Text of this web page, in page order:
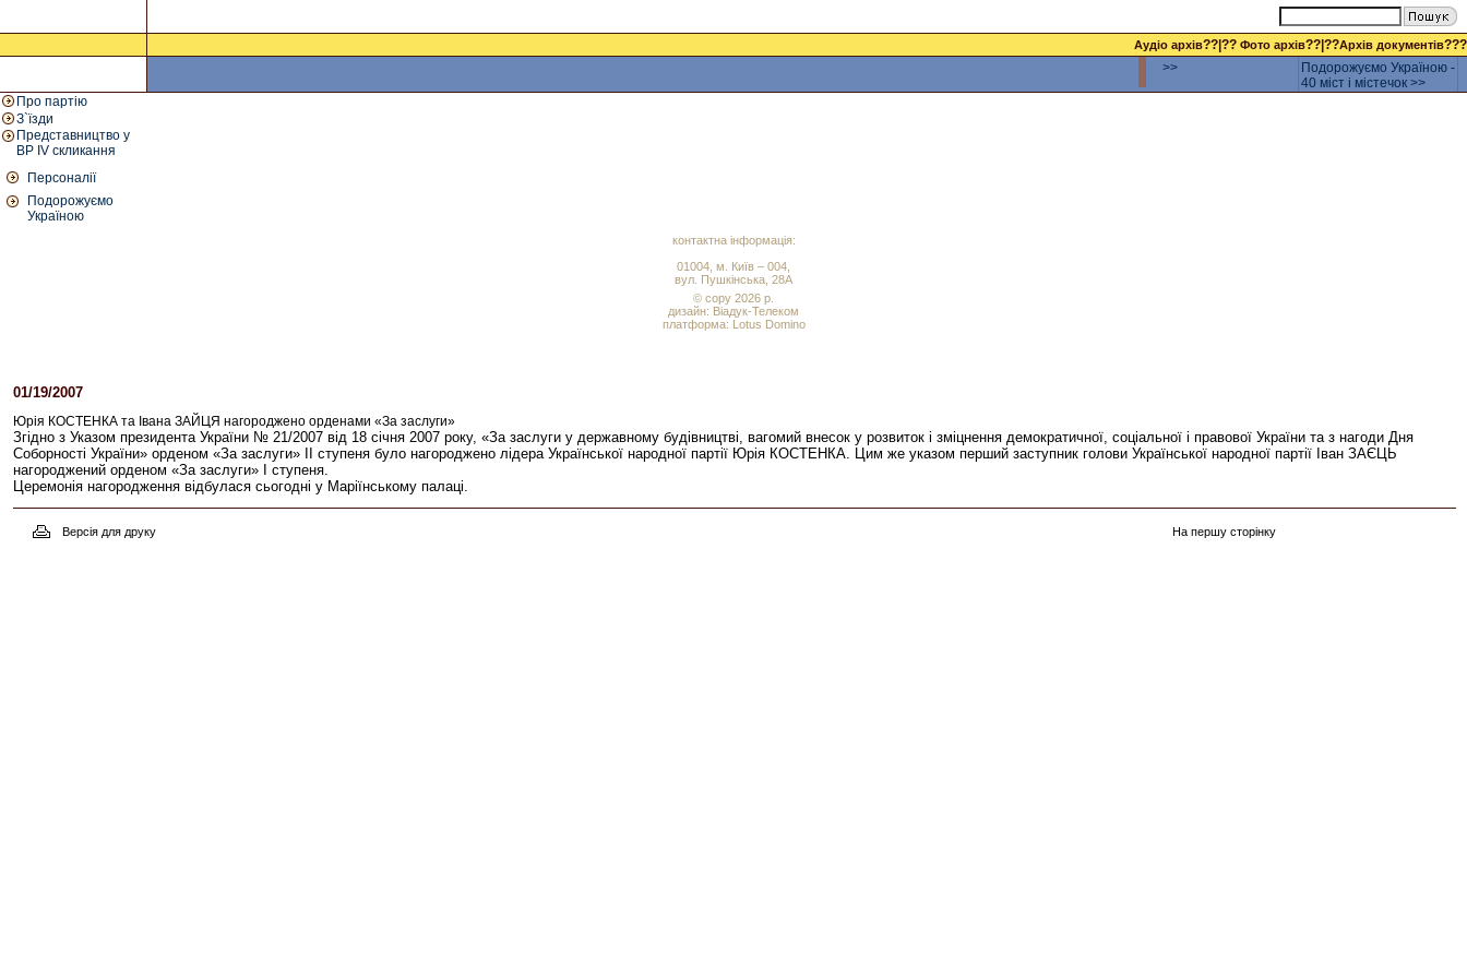
Аудіо архів??|?? Фото архів??|??Архів документів???
>>
Подорожуємо Україною -
40 міст і містечок >>
Про партію
З`їзди
Представництво у
ВР IV скликання
Персоналії
Подорожуємо
Україною
контактна інформація:
01004, м. Київ – 004,
вул. Пушкінська, 28А
© copy 2026 р.
дизайн: Віадук-Телеком
платформа: Lotus Domino
01/19/2007
Юрія КОСТЕНКА та Івана ЗАЙЦЯ нагороджено орденами «За заслуги»
Згідно з Указом президента України № 21/2007 від 18 сiчня 2007 року, «За заслуги у державному будівництві, вагомий внесок у розвиток і зміцнення демократичної, соціальної і правової України та з нагоди Дня
Соборності України» орденом «За заслуги» ІІ ступеня було нагороджено лідера Української народної партії Юрія КОСТЕНКА. Цим же указом перший заступник голови Української народної партії Іван ЗАЄЦЬ
нагороджений орденом «За заслуги» І ступеня.
Церемонія нагородження відбулася сьогодні у Маріїнському палаці.
Версія для друку На першу сторінку